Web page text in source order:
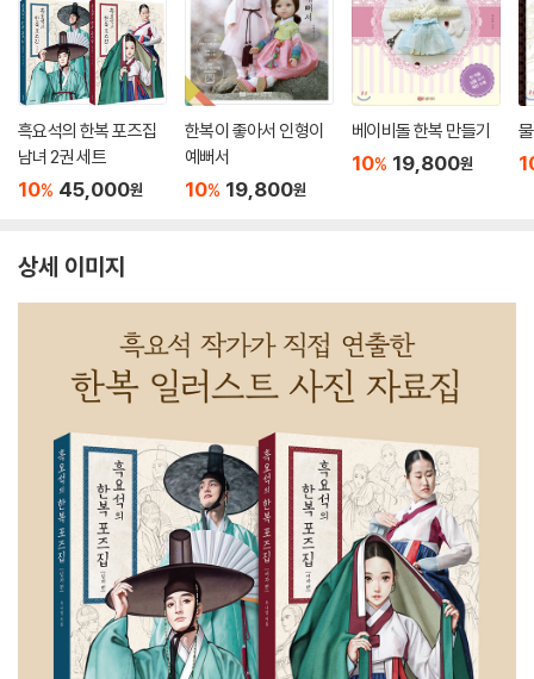
흑요석의 한복 포즈집
남녀 2권 세트
10% 45,000원
한복이 좋아서 인형이
예뻐서
10% 19,800원
베이비돌 한복 만들기
10% 19,800원
상세 이미지